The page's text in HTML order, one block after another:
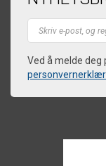
Ved å melde deg